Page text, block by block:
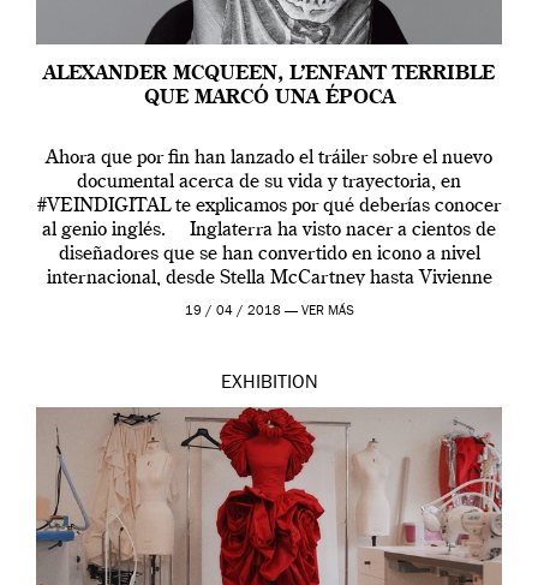
ALEXANDER MCQUEEN, L’ENFANT TERRIBLE
QUE MARCÓ UNA ÉPOCA
Ahora que por fin han lanzado el tráiler sobre el nuevo
documental acerca de su vida y trayectoria, en
#VEINDIGITAL te explicamos por qué deberías conocer
al genio inglés. Inglaterra ha visto nacer a cientos de
diseñadores que se han convertido en icono a nivel
internacional, desde Stella McCartney hasta Vivienne
Westwood pasando […]
19 / 04 / 2018 — VER MÁS
EXHIBITION